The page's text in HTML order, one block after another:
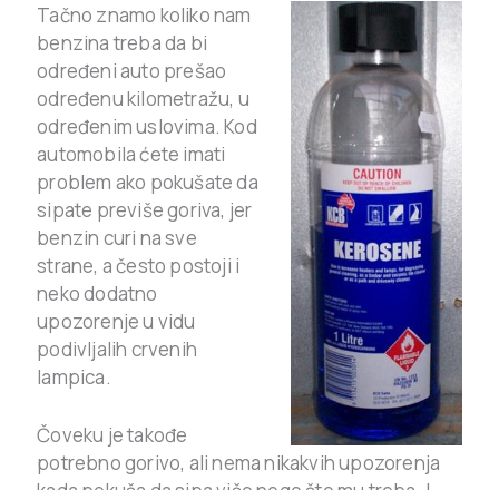
Tačno znamo koliko nam
benzina treba da bi
određeni auto prešao
određenu kilometražu, u
određenim uslovima. Kod
automobila ćete imati
problem ako pokušate da
sipate previše goriva, jer
benzin curi na sve
strane, a često postoji i
neko dodatno
upozorenje u vidu
podivljalih crvenih
lampica.
Čoveku je takođe
potrebno gorivo, ali nema nikakvih upozorenja